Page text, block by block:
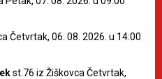
Četvrtak, 06. 08. 2026. u 14:00
st.76 iz Žiškovca Četvrtak,